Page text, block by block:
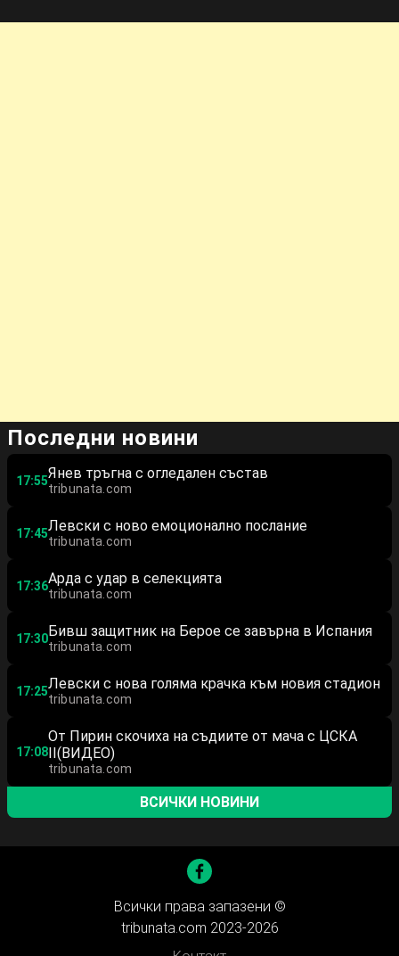
Последни новини
17:55Янев тръгна с огледален състав
tribunata.com
17:45Левски с ново емоционално послание
tribunata.com
17:36Арда с удар в селекцията
tribunata.com
17:30Бивш защитник на Берое се завърна в Испания
tribunata.com
17:25Левски с нова голяма крачка към новия стадион
tribunata.com
17:08
От Пирин скочиха на съдиите от мача с ЦСКА
II(ВИДЕО)
tribunata.com
ВСИЧКИ НОВИНИ
Всички права запазени ©
tribunata.com 2023-2026